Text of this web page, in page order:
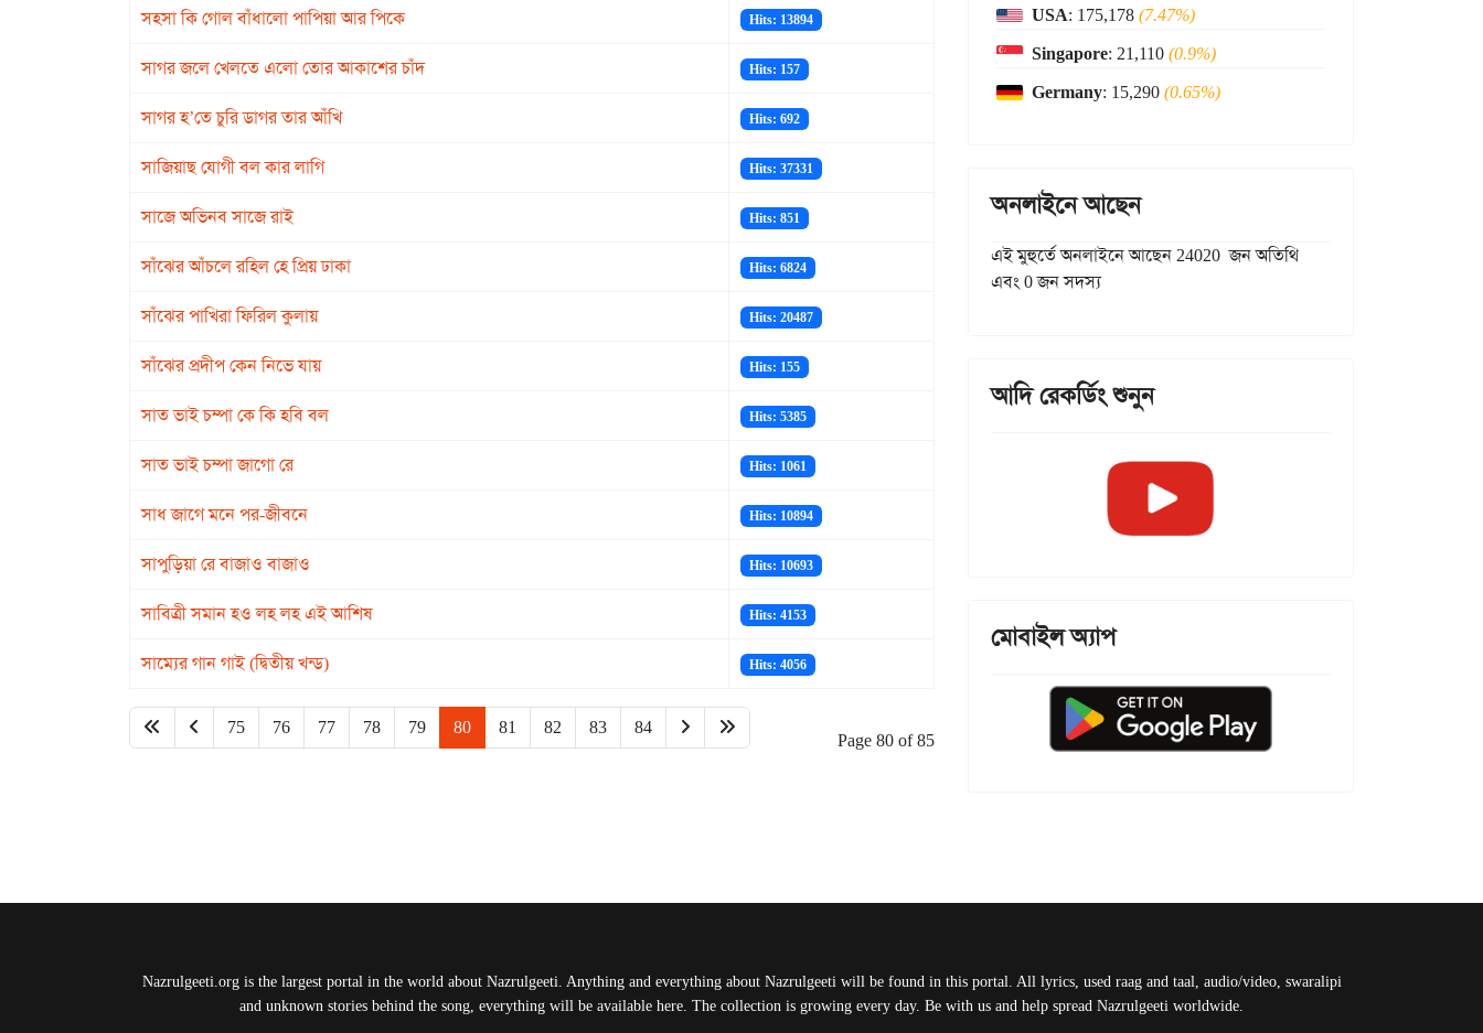
সহসা কি গোল বাঁধালো পাপিয়া আর পিকে Hits: 13894
সাগর জলে খেলতে এলো তোর আকাশের চাঁদ Hits: 157
সাগর হ’তে চুরি ডাগর তার আঁখি Hits: 692
সাজিয়াছ যোগী বল কার লাগি Hits: 37331
সাজে অভিনব সাজে রাই Hits: 851
সাঁঝের আঁচলে রহিল হে প্রিয় ঢাকা Hits: 6824
সাঁঝের পাখিরা ফিরিল কুলায় Hits: 20487
সাঁঝের প্রদীপ কেন নিভে যায় Hits: 155
সাত ভাই চম্পা কে কি হবি বল Hits: 5385
সাত ভাই চম্পা জাগো রে Hits: 1061
সাধ জাগে মনে পর-জীবনে Hits: 10894
সাপুড়িয়া রে বাজাও বাজাও Hits: 10693
সাবিত্রী সমান হও লহ লহ এই আশিষ Hits: 4153
সাম্যের গান গাই (দ্বিতীয় খন্ড) Hits: 4056
75 76 77 78 79 80 81 82 83 84
Page 80 of 85
USA: 175,178(7.47%)
Singapore: 21,110(0.9%)
Germany: 15,290(0.65%)
অনলাইনে আছেন
এই মুহুর্তে অনলাইনে আছেন 24020 জন অতিথি
এবং 0 জন সদস্য
আদি রেকর্ডিং শুনুন
মোবাইল অ্যাপ
Nazrulgeeti.org is the largest portal in the world about Nazrulgeeti. Anything and everything about Nazrulgeeti will be found in this portal. All lyrics, used raag and taal, audio/video, swaralipi
and unknown stories behind the song, everything will be available here. The collection is growing every day. Be with us and help spread Nazrulgeeti worldwide.